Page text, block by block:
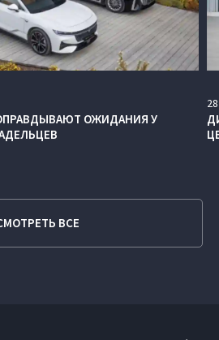
ОЖИДАНИЯ У
28
ВСЕ